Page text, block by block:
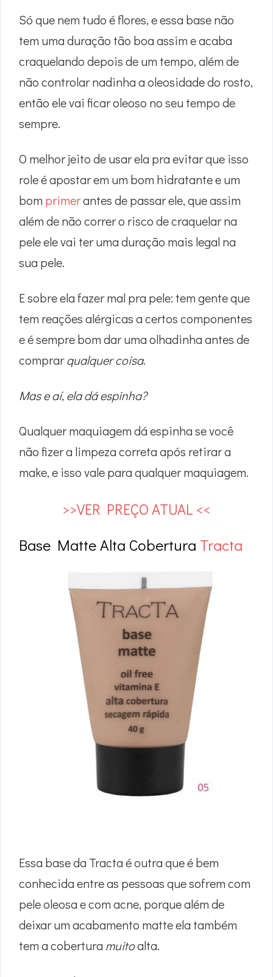
Só que nem tudo é flores, e essa base não
tem uma duração tão boa assim e acaba
craquelando depois de um tempo, além de
não controlar nadinha a oleosidade do rosto,
então ele vai ficar oleoso no seu tempo de
sempre.
O melhor jeito de usar ela pra evitar que isso
role é apostar em um bom hidratante e um
bom primerantes de passar ele, que assim
além de não correr o risco de craquelar na
pele ele vai ter uma duração mais legal na
sua pele.
E sobre ela fazer mal pra pele: tem gente que
tem reações alérgicas a certos componentes
e é sempre bom dar uma olhadinha antes de
comprarqualquer coisa.
Mas e aí, ela dá espinha?
Qualquer maquiagem dá espinha se você
não fizer a limpeza correta após retirar a
make, e isso vale para qualquer maquiagem.
>>VER PREÇO ATUAL <<
Base Matte Alta Cobertura Tracta
Essa base da Tracta é outra que é bem
conhecida entre as pessoas que sofrem com
pele oleosa e com acne, porque além de
deixar um acabamento matte ela também
tem a cobertura muitoalta.